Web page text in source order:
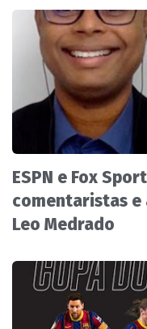
ESPN e Fox
comentaristas e
Leo Medrado